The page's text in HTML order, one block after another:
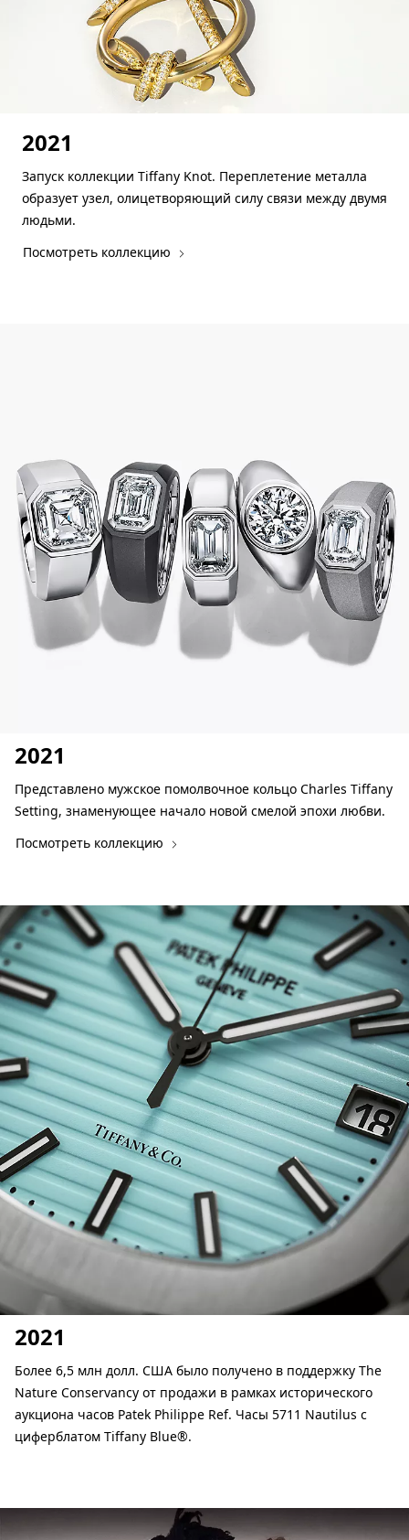
2021
Запуск коллекции Tiffany Knot. Переплетение металла
образует узел, олицетворяющий силу связи между двумя
людьми.
Посмотреть коллекцию
2021
Представлено мужское помолвочное кольцо Charles Tiffany
Setting, знаменующее начало новой смелой эпохи любви.
Посмотреть коллекцию
2021
Более 6,5 млн долл. США было получено в поддержку The
Nature Conservancy от продажи в рамках исторического
аукциона часов Patek Philippe Ref. Часы 5711 Nautilus с
циферблатом Tiffany Blue®.